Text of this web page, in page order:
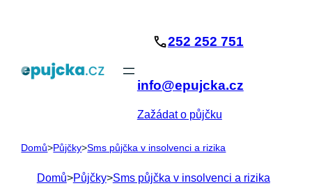
252 252 751
info@epujcka.cz
Zažádat o půjčku
Domů>Půjčky>Sms půjčka v insolvenci a rizika
Domů>Půjčky>Sms půjčka v insolvenci a rizika